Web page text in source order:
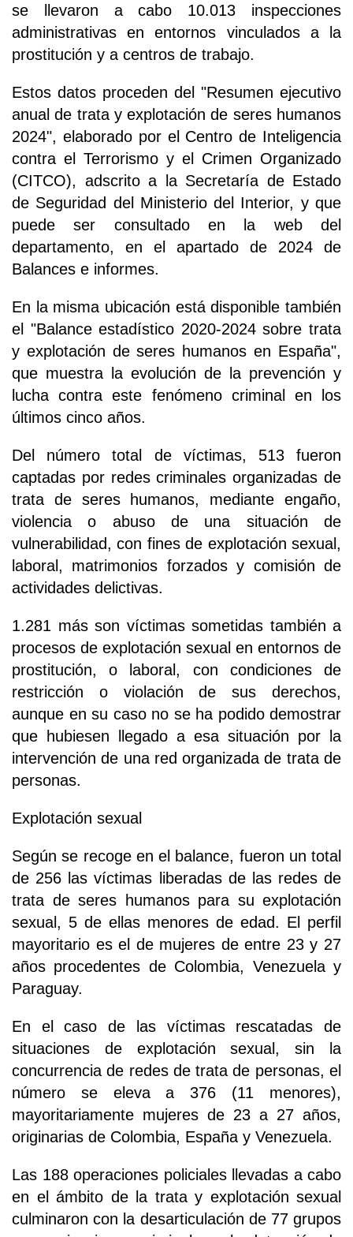
se llevaron a cabo 10.013 inspecciones
administrativas en entornos vinculados a la
prostitución y a centros de trabajo.
Estos datos proceden del "Resumen ejecutivo
anual de trata y explotación de seres humanos
2024", elaborado por el Centro de Inteligencia
contra el Terrorismo y el Crimen Organizado
(CITCO), adscrito a la Secretaría de Estado
de Seguridad del Ministerio del Interior, y que
puede ser consultado en la web del
departamento, en el apartado de 2024 de
Balances e informes.
En la misma ubicación está disponible también
el "Balance estadístico 2020-2024 sobre trata
y explotación de seres humanos en España",
que muestra la evolución de la prevención y
lucha contra este fenómeno criminal en los
últimos cinco años.
Del número total de víctimas, 513 fueron
captadas por redes criminales organizadas de
trata de seres humanos, mediante engaño,
violencia o abuso de una situación de
vulnerabilidad, con fines de explotación sexual,
laboral, matrimonios forzados y comisión de
actividades delictivas.
1.281 más son víctimas sometidas también a
procesos de explotación sexual en entornos de
prostitución, o laboral, con condiciones de
restricción o violación de sus derechos,
aunque en su caso no se ha podido demostrar
que hubiesen llegado a esa situación por la
intervención de una red organizada de trata de
personas.
Explotación sexual
Según se recoge en el balance, fueron un total
de 256 las víctimas liberadas de las redes de
trata de seres humanos para su explotación
sexual, 5 de ellas menores de edad. El perfil
mayoritario es el de mujeres de entre 23 y 27
años procedentes de Colombia, Venezuela y
Paraguay.
En el caso de las víctimas rescatadas de
situaciones de explotación sexual, sin la
concurrencia de redes de trata de personas, el
número se eleva a 376 (11 menores),
mayoritariamente mujeres de 23 a 27 años,
originarias de Colombia, España y Venezuela.
Las 188 operaciones policiales llevadas a cabo
en el ámbito de la trata y explotación sexual
culminaron con la desarticulación de 77 grupos